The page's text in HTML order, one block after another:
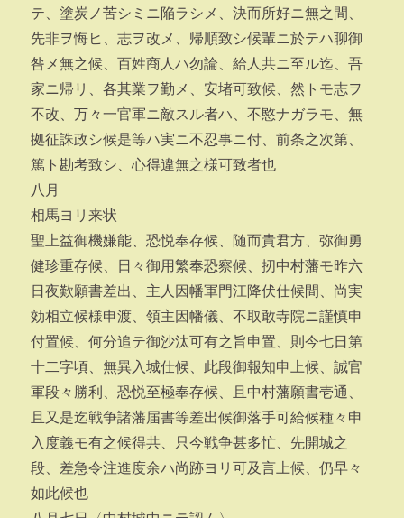
テ、塗炭ノ苦シミニ陥ラシメ、決而所好ニ無之間、
先非ヲ悔ヒ、志ヲ改メ、帰順致シ候輩ニ於テハ聊御
咎メ無之候、百姓商人ハ勿論、給人共ニ至ル迄、吾
家ニ帰リ、各其業ヲ勤メ、安堵可致候、然トモ志ヲ
不改、万々一官軍ニ敵スル者ハ、不愍ナガラモ、無
拠征誅政シ候是等ハ実ニ不忍事ニ付、前条之次第、
篤ト勘考致シ、心得違無之様可致者也
八月
相馬ヨリ来状
聖上益御機嫌能、恐悦奉存候、随而貴君方、弥御勇
健珍重存候、日々御用繁奉恐察候、扨中村藩モ昨六
日夜歎願書差出、主人因幡軍門江降伏仕候間、尚実
効相立候様申渡、領主因幡儀、不取敢寺院ニ謹慎申
付置候、何分追テ御沙汰可有之旨申置、則今七日第
十二字頃、無異入城仕候、此段御報知申上候、誠官
軍段々勝利、恐悦至極奉存候、且中村藩願書壱通、
且又是迄戦争諸藩届書等差出候御落手可給候種々申
入度義モ有之候得共、只今戦争甚多忙、先開城之
段、差急令注進度余ハ尚跡ヨリ可及言上候、仍早々
如此候也